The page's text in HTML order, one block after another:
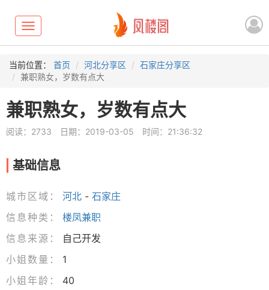
Toggle
navigation
当前位置： 首页 河北分享区
石家庄分享区
兼职熟女，岁数有点大
兼职熟女，岁数有点大
阅读：2733 日期：2019-03-05 时间：21:36:32
基础信息
城市区域： 河北 - 石家庄
信息种类：
楼凤兼职
信息来源：
自己开发
小姐数量：
1
小姐年龄：
40